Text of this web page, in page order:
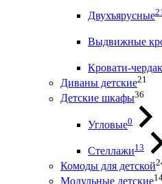
Двухъярусные21
Выдвижные
Кровати-
Диваны детские21
Детские шкафы36
Угловые0
Стеллажи13
Комоды для детской
Модульные детские